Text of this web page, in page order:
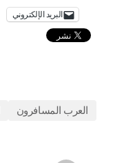
البريد الإلكتروني
العرب المسافرون